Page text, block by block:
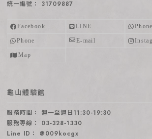
31709887
龜山體驗館
週一至週日11:30-19:30
03-328-1330
@009kocgx